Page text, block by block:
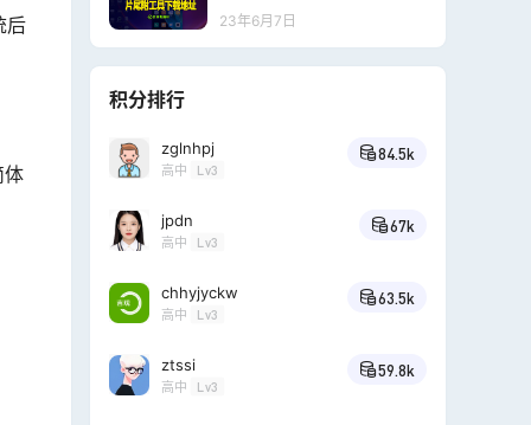
后
体
址！
23年6月7日
积分排行
zglnhpj
高中 Lv3
84.5k
jpdn
高中 Lv3
67k
chhyjyckw
高中 Lv3
63.5k
ztssi
高中 Lv3
59.8k